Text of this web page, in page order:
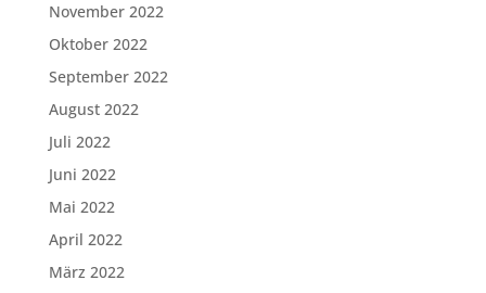
November 2022
Oktober 2022
September 2022
August 2022
Juli 2022
Juni 2022
Mai 2022
April 2022
März 2022